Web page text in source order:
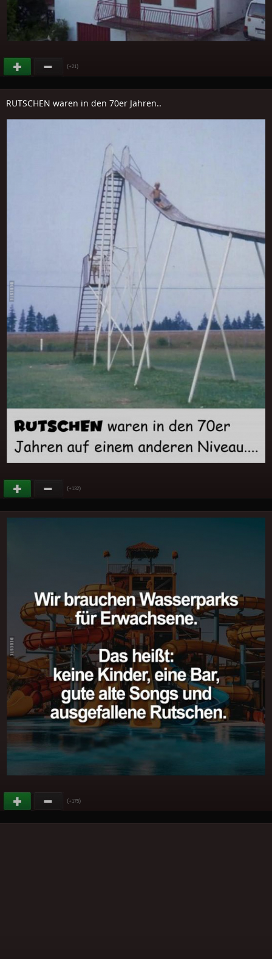
(+21)
RUTSCHEN waren in den 70er Jahren..
(+132)
(+175)